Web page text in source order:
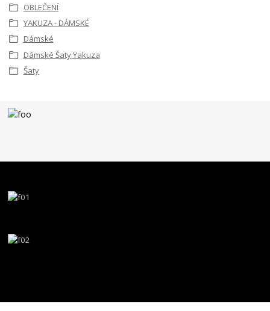
OBLEČENÍ
YAKUZA - DÁMSKÉ
Dámské
Dámské Šaty Yakuza
Šaty